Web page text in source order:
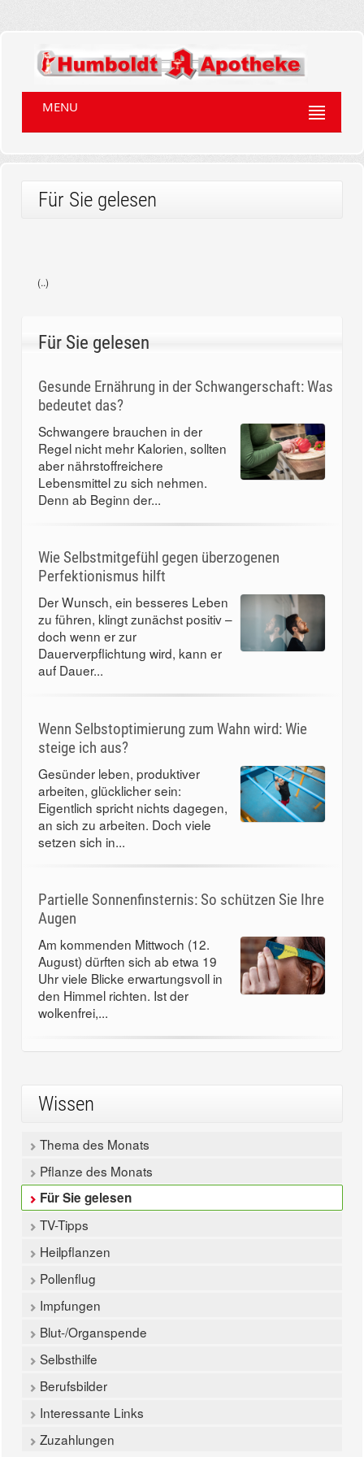
MENU
Für Sie gelesen
(..)
Für Sie gelesen
Gesunde Ernährung in der Schwangerschaft: Was
bedeutet das?
Schwangere brauchen in der
Regel nicht mehr Kalorien, sollten
aber nährstoffreichere
Lebensmittel zu sich nehmen.
Denn ab Beginn der...
Wie Selbstmitgefühl gegen überzogenen
Perfektionismus hilft
Der Wunsch, ein besseres Leben
zu führen, klingt zunächst positiv –
doch wenn er zur
Dauerverpflichtung wird, kann er
auf Dauer...
Wenn Selbstoptimierung zum Wahn wird: Wie
steige ich aus?
Gesünder leben, produktiver
arbeiten, glücklicher sein:
Eigentlich spricht nichts dagegen,
an sich zu arbeiten. Doch viele
setzen sich in...
Partielle Sonnenfinsternis: So schützen Sie Ihre
Augen
Am kommenden Mittwoch (12.
August) dürften sich ab etwa 19
Uhr viele Blicke erwartungsvoll in
den Himmel richten. Ist der
wolkenfrei,...
Wissen
Thema des Monats
Pflanze des Monats
Für Sie gelesen
TV-Tipps
Heilpflanzen
Pollenflug
Impfungen
Blut-/Organspende
Selbsthilfe
Berufsbilder
Interessante Links
Zuzahlungen